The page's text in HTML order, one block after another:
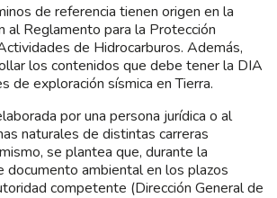
de referencia tienen origen en la
al Reglamento para la Protección
de Hidrocarburos. Además,
los contenidos que debe tener la DIA
de exploración sísmica en Tierra.
por una persona jurídica o al
naturales de distintas carreras
se plantea que, durante la
documento ambiental en los plazos
competente (Dirección General de